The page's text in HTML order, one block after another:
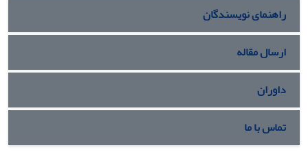
راهنمای نویسندگان
ارسال مقاله
داوران
تماس با ما